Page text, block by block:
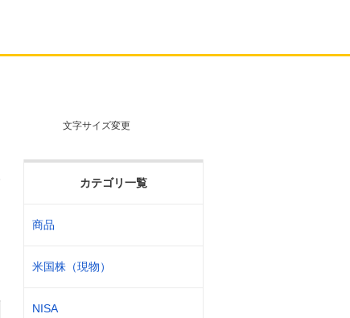
文字サイズ変更
カテゴリ一覧
商品
米国株（現物）
NISA